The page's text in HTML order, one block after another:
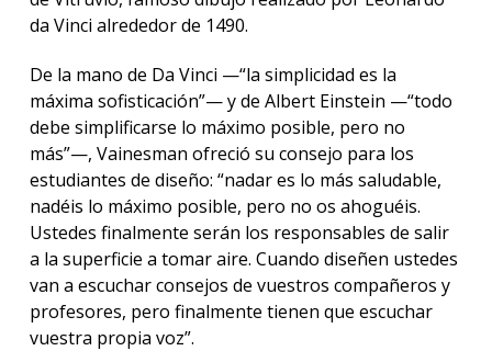
da Vinci alrededor de 1490.
De la mano de Da Vinci —“la simplicidad es la
máxima sofisticación”— y de Albert Einstein —“todo
debe simplificarse lo máximo posible, pero no
más”—, Vainesman ofreció su consejo para los
estudiantes de diseño: “nadar es lo más saludable,
nadéis lo máximo posible, pero no os ahoguéis.
Ustedes finalmente serán los responsables de salir
a la superficie a tomar aire. Cuando diseñen ustedes
van a escuchar consejos de vuestros compañeros y
profesores, pero finalmente tienen que escuchar
vuestra propia voz”.